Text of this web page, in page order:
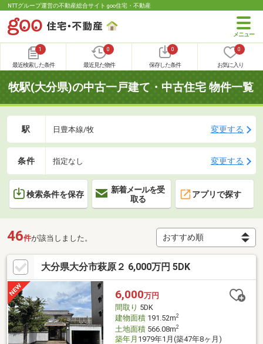
NTTグループ運営の不動産総合サイト goo住宅・不動産
1
最近検索した条件
0
最近見た物件
0
保存した条件
0
お気に入り
牧駅(大分県)の中古一戸建て・中古住宅 物件一覧
駅 日豊本線/牧 変更する
条件 指定なし 変更する
検索条件を保存
新着メールを受
取る
アプリで探す
46件が該当しました。
大分県大分市萩原２ 6,000万円 5DK
6,000万円
間取り 5DK
建物面積191.52m2
土地面積566.08m2
築年月 1979年1月(築47年8ヶ月)